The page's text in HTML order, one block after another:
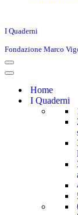
I Quaderni
Fondazione Marco
Menu
di
Menu
navigazione
Home
I Quaderni